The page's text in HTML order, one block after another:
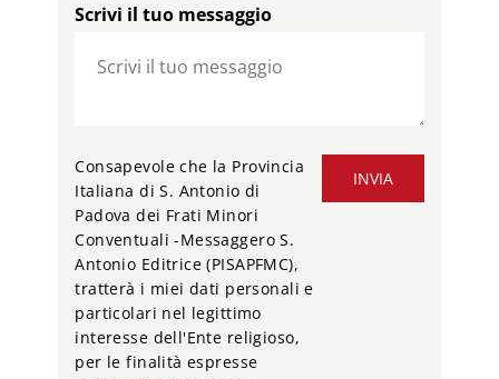
Scrivi il tuo messaggio
INVIA
Consapevole che la Provincia
Italiana di S. Antonio di
Padova dei Frati Minori
Conventuali -Messaggero S.
Antonio Editrice (PISAPFMC),
tratterà i miei dati personali e
particolari nel legittimo
interesse dell'Ente religioso,
per le finalità espresse